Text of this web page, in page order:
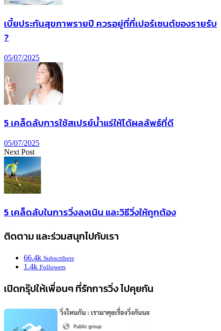
เบี้ยประกันสุขภาพรายปี ควรอยู่ที่กี่เปอร์เซนต์ของรายรับ
?
05/07/2025
5 เคล็ดลับการใช้สเปรย์น้ำแร่ให้ได้ผลลัพธ์ที่ดี
05/07/2025
Next Post
5 เคล็ดลับในการวิ่งลงเนิน และวิธีวิ่งให้ถูกต้อง
ติดตาม และร่วมสนุกไปกับเรา
66.4k Subscribers
1.4k Followers
เปิดกรุ๊ปให้เพื่อนๆ ที่รักการวิ่ง ไปคุยกัน